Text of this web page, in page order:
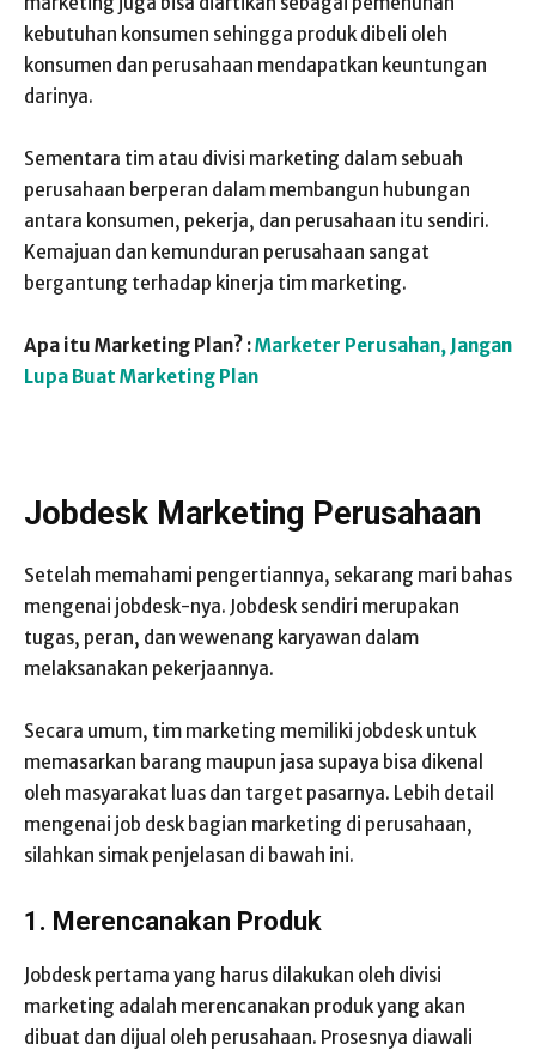
kebutuhan konsumen sehingga produk dibeli oleh
konsumen dan perusahaan mendapatkan keuntungan
darinya.
Sementara tim atau divisi marketing dalam sebuah
perusahaan berperan dalam membangun hubungan
antara konsumen, pekerja, dan perusahaan itu sendiri.
Kemajuan dan kemunduran perusahaan sangat
bergantung terhadap kinerja tim marketing.
Apa itu Marketing Plan? :Marketer Perusahan, Jangan
Lupa Buat Marketing Plan
Jobdesk Marketing Perusahaan
Setelah memahami pengertiannya, sekarang mari bahas
mengenai jobdesk-nya. Jobdesk sendiri merupakan
tugas, peran, dan wewenang karyawan dalam
melaksanakan pekerjaannya.
Secara umum, tim marketing memiliki jobdesk untuk
memasarkan barang maupun jasa supaya bisa dikenal
oleh masyarakat luas dan target pasarnya. Lebih detail
mengenai job desk bagian marketing di perusahaan,
silahkan simak penjelasan di bawah ini.
1. Merencanakan Produk
Jobdesk pertama yang harus dilakukan oleh divisi
marketing adalah merencanakan produk yang akan
dibuat dan dijual oleh perusahaan. Prosesnya diawali